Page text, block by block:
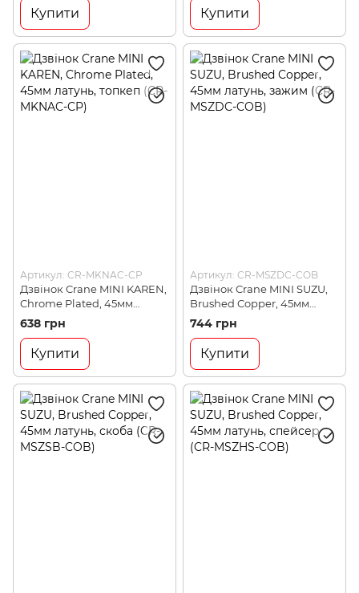
Купити Купити
Артикул: CR-MKNAC-CP
Дзвінок Crane MINI KAREN,
Chrome Plated, 45мм
латунь, топкеп (CR-MKNAC-
638 грн
Купити
Артикул: CR-MSZDC-COB
Дзвінок Crane MINI SUZU,
Brushed Copper, 45мм
латунь, зажим (CR-MSZDC-
744 грн
Купити